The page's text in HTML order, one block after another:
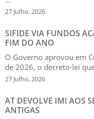
27 Julho, 2026
SIFIDE VIA FUNDOS
FIM DO ANO
O Governo aprovou em
de 2026, o decreto-lei
27 Julho, 2026
AT DEVOLVE IMI AOS
ANTIGAS